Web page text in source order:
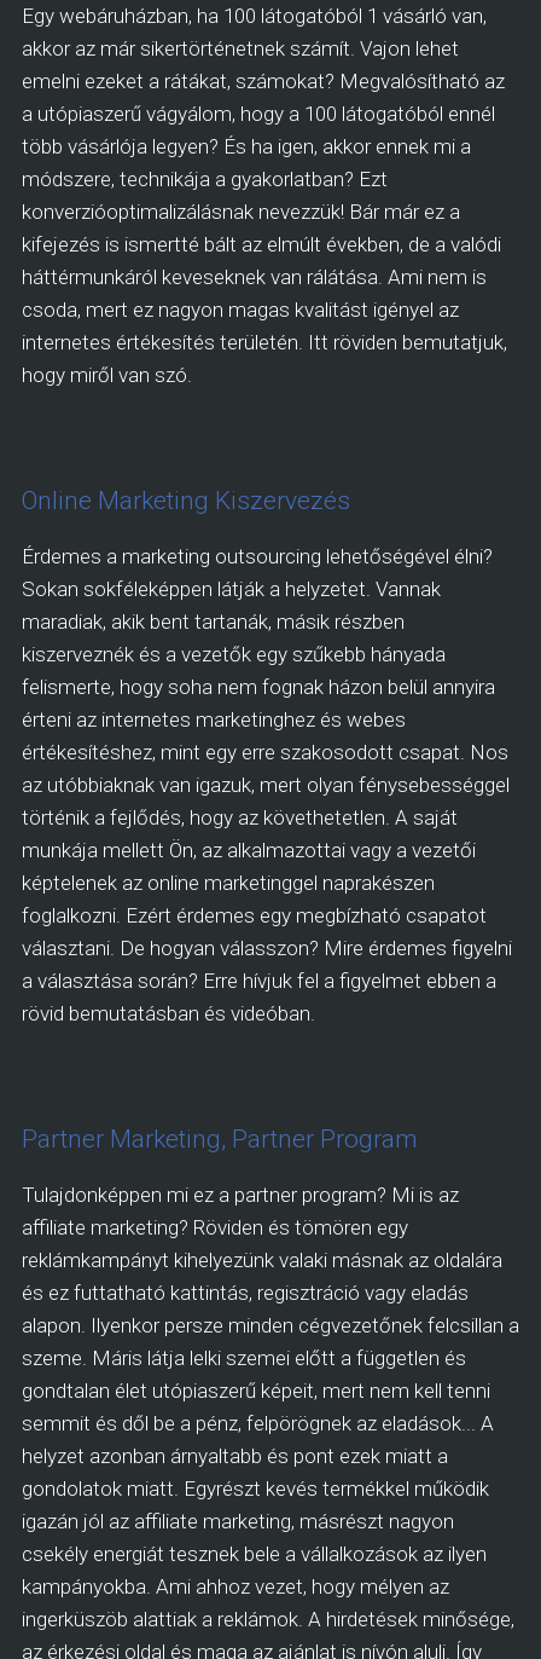
Egy webáruházban, ha 100 látogatóból 1 vásárló van,
akkor az már sikertörténetnek számít. Vajon lehet
emelni ezeket a rátákat, számokat? Megvalósítható az
a utópiaszerű vágyálom, hogy a 100 látogatóból ennél
több vásárlója legyen? És ha igen, akkor ennek mi a
módszere, technikája a gyakorlatban? Ezt
konverzióoptimalizálásnak nevezzük! Bár már ez a
kifejezés is ismertté bált az elmúlt években, de a valódi
háttérmunkáról keveseknek van rálátása. Ami nem is
csoda, mert ez nagyon magas kvalitást igényel az
internetes értékesítés területén. Itt röviden bemutatjuk,
hogy miről van szó.
Online Marketing Kiszervezés
Érdemes a marketing outsourcing lehetőségével élni?
Sokan sokféleképpen látják a helyzetet. Vannak
maradiak, akik bent tartanák, másik részben
kiszerveznék és a vezetők egy szűkebb hányada
felismerte, hogy soha nem fognak házon belül annyira
érteni az internetes marketinghez és webes
értékesítéshez, mint egy erre szakosodott csapat. Nos
az utóbbiaknak van igazuk, mert olyan fénysebességgel
történik a fejlődés, hogy az követhetetlen. A saját
munkája mellett Ön, az alkalmazottai vagy a vezetői
képtelenek az online marketinggel naprakészen
foglalkozni. Ezért érdemes egy megbízható csapatot
választani. De hogyan válasszon? Mire érdemes figyelni
a választása során? Erre hívjuk fel a figyelmet ebben a
rövid bemutatásban és videóban.
Partner Marketing, Partner Program
Tulajdonképpen mi ez a partner program? Mi is az
affiliate marketing? Röviden és tömören egy
reklámkampányt kihelyezünk valaki másnak az oldalára
és ez futtatható kattintás, regisztráció vagy eladás
alapon. Ilyenkor persze minden cégvezetőnek felcsillan a
szeme. Máris látja lelki szemei előtt a független és
gondtalan élet utópiaszerű képeit, mert nem kell tenni
semmit és dől be a pénz, felpörögnek az eladások... A
helyzet azonban árnyaltabb és pont ezek miatt a
gondolatok miatt. Egyrészt kevés termékkel működik
igazán jól az affiliate marketing, másrészt nagyon
csekély energiát tesznek bele a vállalkozások az ilyen
kampányokba. Ami ahhoz vezet, hogy mélyen az
ingerküszöb alattiak a reklámok. A hirdetések minősége,
az érkezési oldal és maga az ajánlat is nívón aluli. Így